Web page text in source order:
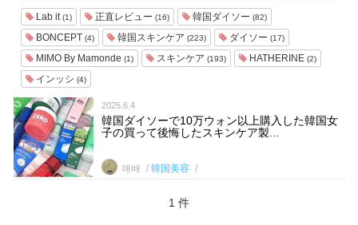
Lab it(1) 正直レビュー (16) 韓国ダイソー (82)
BONCEPT (4) 韓国スキンケア (223) ダイソー (17)
MIMO By Mamonde (1) スキンケア (193) HATHERINE (2)
インッシ (4)
2025.6.4
韓国ダイソーで10万ウォン以上購入した韓国女
子の買って後悔したスキンケア製...
애배 韓国美容
1 件